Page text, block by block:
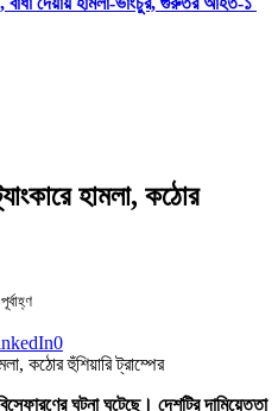
হামলা, কঠোর
0
ঘটনা ঘটেছে। দেশটির দামিয়েত্তা